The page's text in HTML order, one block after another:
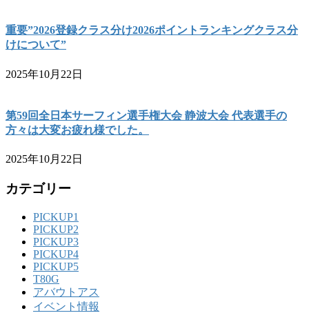
重要”2026登録クラス分け2026ポイントランキングクラス分
けについて”
2025年10月22日
第59回全日本サーフィン選手権大会 静波大会 代表選手の
方々は大変お疲れ様でした。
2025年10月22日
カテゴリー
PICKUP1
PICKUP2
PICKUP3
PICKUP4
PICKUP5
T80G
アバウトアス
イベント情報